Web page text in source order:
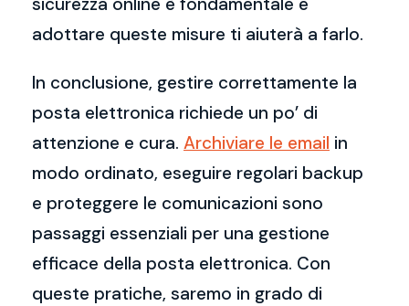
adottare queste misure ti aiuterà a farlo.
In conclusione, gestire correttamente la
posta elettronica richiede un po’ di
attenzione e cura. Archiviare le email in
modo ordinato, eseguire regolari backup
e proteggere le comunicazioni sono
passaggi essenziali per una gestione
efficace della posta elettronica. Con
queste pratiche, saremo in grado di